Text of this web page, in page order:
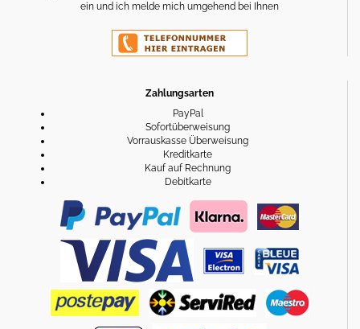
ein und ich melde mich umgehend bei Ihnen
Zahlungsarten
PayPal
Sofortüberweisung
Vorrauskasse Überweisung
Kreditkarte
Kauf auf Rechnung
Debitkarte